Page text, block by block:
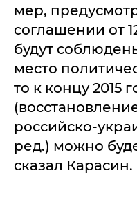
мер,
соглашении от
будут
место
то к концу 2015
российско-
ред.) можно
сказал Карасин.